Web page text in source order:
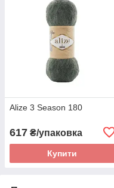
Alize 3 Season 180
617 ₴/упаковка
Купити